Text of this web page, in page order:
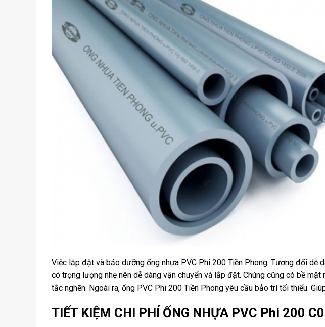
Việc lắp đặt và bảo dưỡng ống nhựa PVC Phi 200 Tiền Phong. Tương đối dễ
có trọng lượng nhẹ nên dễ dàng vận chuyển và lắp đặt. Chúng cũng có bề
tắc nghẽn. Ngoài ra, ống PVC Phi 200 Tiền Phong yêu cầu bảo trì tối thiểu.
TIẾT KIỆM CHI PHÍ ỐNG NHỰA PVC Phi 200